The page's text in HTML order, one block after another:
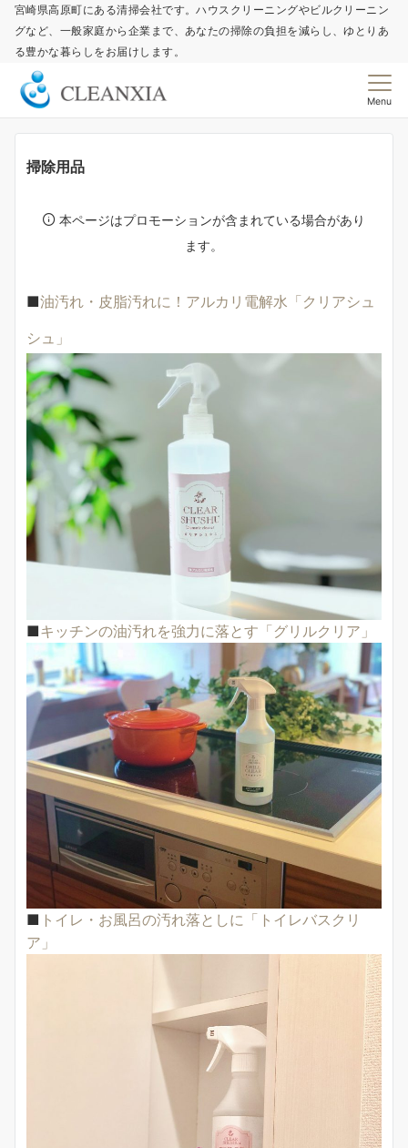
宮崎県高原町にある清掃会社です。ハウスクリーニングやビルクリーニン
グなど、一般家庭から企業まで、あなたの掃除の負担を減らし、ゆとりあ
る豊かな暮らしをお届けします。
Menu
掃除用品
本ページはプロモーションが含まれている場合があり
ます。
■油汚れ・皮脂汚れに！アルカリ電解水「クリアシュ
シュ」
■キッチンの油汚れを強力に落とす「グリルクリア」
■ トイレ・お風呂の汚れ落としに「トイレバスクリ
ア」